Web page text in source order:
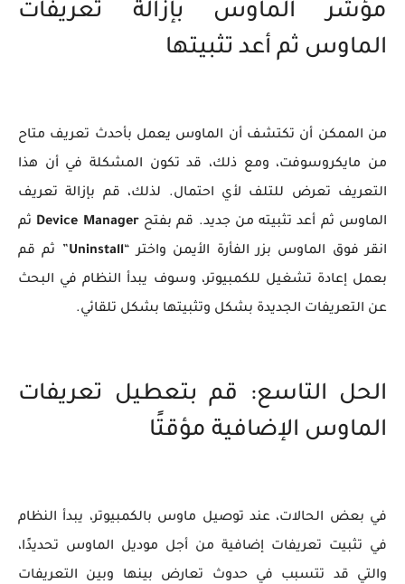
مؤشر الماوس بإزالة تعريفات
الماوس ثم أعد تثبيتها
من الممكن أن تكتشف أن الماوس يعمل بأحدث تعريف متاح
من مايكروسوفت، ومع ذلك، قد تكون المشكلة في أن هذا
التعريف تعرض للتلف لأي احتمال. لذلك، قم بإزالة تعريف
الماوس ثم أعد تثبيته من جديد. قم بفتحDevice Manager ثم
انقر فوق الماوس بزر الفأرة الأيمن واختر “Uninstall” ثم قم
بعمل إعادة تشغيل للكمبيوتر، وسوف يبدأ النظام في البحث
عن التعريفات الجديدة بشكل وتثبيتها بشكل تلقائي.
الحل التاسع: قم بتعطيل تعريفات
الماوس الإضافية مؤقتًا
في بعض الحالات، عند توصيل ماوس بالكمبيوتر، يبدأ النظام
في تثبيت تعريفات إضافية من أجل موديل الماوس تحديدًا،
والتي قد تتسبب في حدوث تعارض بينها وبين التعريفات